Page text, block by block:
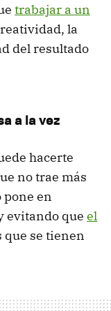
trabajar a un
la
del resultado
a la vez
hacerte
no trae más
pone en
evitando que el
que se tienen